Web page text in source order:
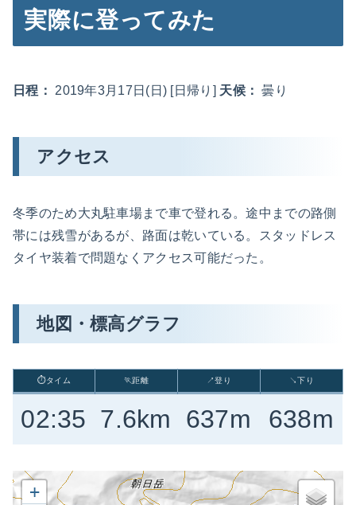
実際に登ってみた
日程： 2019年3月17日(日) [日帰り] 天候： 曇り
アクセス
冬季のため大丸駐車場まで車で登れる。途中までの路側
帯には残雪があるが、路面は乾いている。スタッドレス
タイヤ装着で問題なくアクセス可能だった。
地図・標高グラフ
⏱タイム 🏃距離 ↗登り ↘下り
02:35 7.6km 637m 638m
+